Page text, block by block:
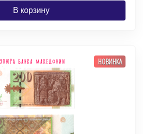
В корзину
НОВИНКА